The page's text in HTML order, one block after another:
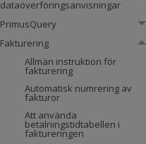
dataöverföringsanvisningar
PrimusQuery
Fakturering
Allmän instruktion för
fakturering
Automatisk numrering av
fakturor
Att använda
betalningstidtabellen i
faktureringen